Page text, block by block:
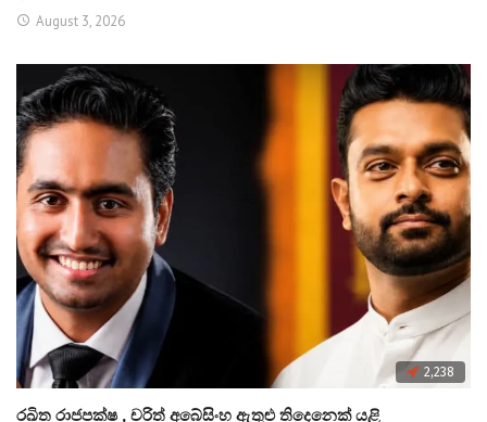
August 3, 2026
2,238
රඛිත රාජපක්ෂ , චරිත් අබේසිංහ ඇතුළු තිදෙනෙක් යළි